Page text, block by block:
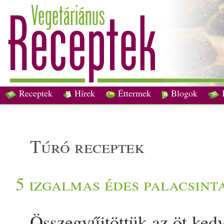
Receptek Hírek Éttermek Blogok
túró receptek
5 izgalmas édes